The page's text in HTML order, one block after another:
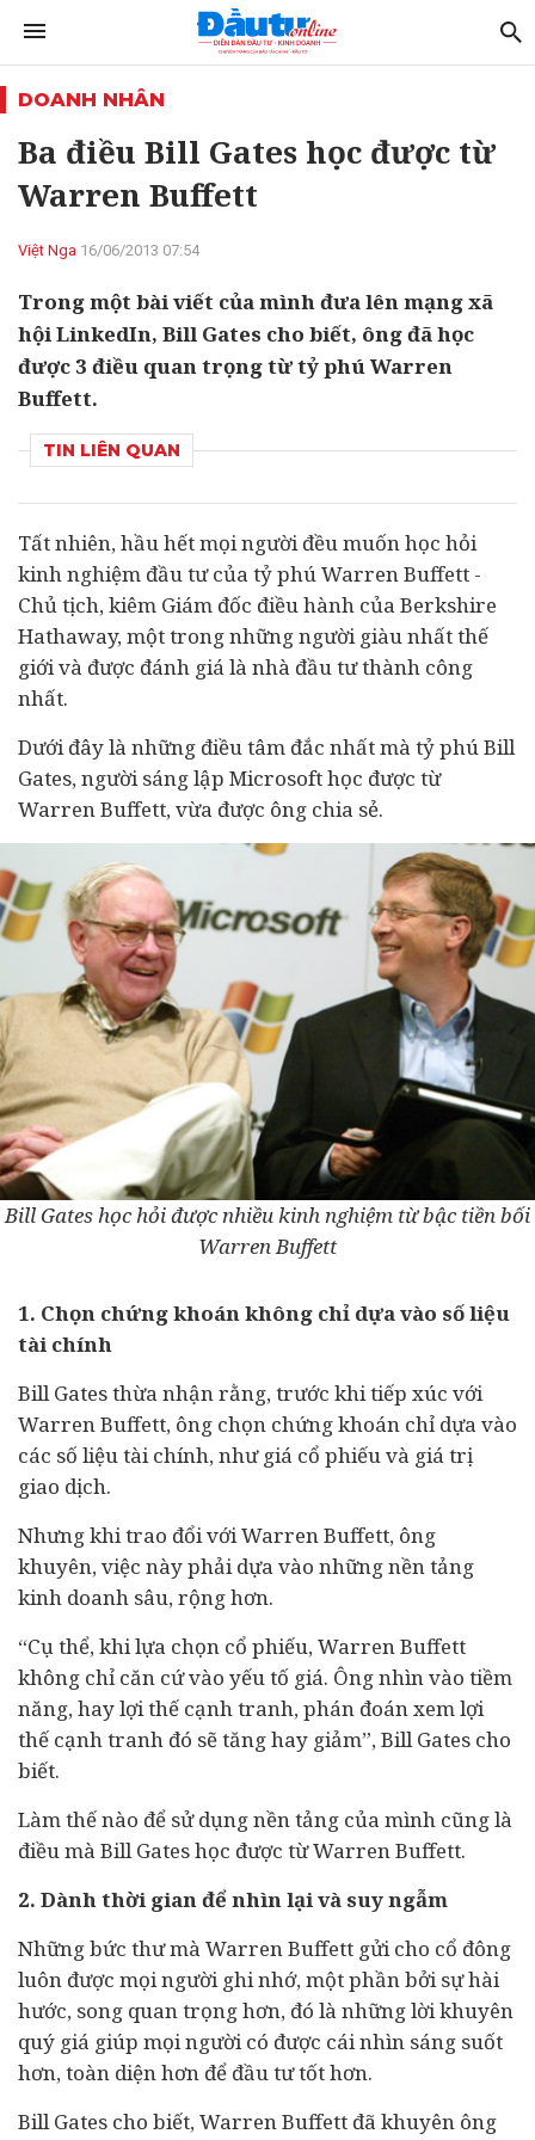
DOANH NHÂN
Ba điều Bill Gates học được từ
Warren Buffett
Việt Nga 16/06/2013 07:54
Trong một bài viết của mình đưa lên mạng xã
hội LinkedIn, Bill Gates cho biết, ông đã học
được 3 điều quan trọng từ tỷ phú Warren
Buffett.
TIN LIÊN QUAN
Tất nhiên, hầu hết mọi người đều muốn học hỏi
kinh nghiệm đầu tư của tỷ phú Warren Buffett -
Chủ tịch, kiêm Giám đốc điều hành của Berkshire
Hathaway, một trong những người giàu nhất thế
giới và được đánh giá là nhà đầu tư thành công
nhất.
Dưới đây là những điều tâm đắc nhất mà tỷ phú Bill
Gates, người sáng lập Microsoft học được từ
Warren Buffett, vừa được ông chia sẻ.
Bill Gates học hỏi được nhiều kinh nghiệm từ bậc tiền bối
Warren Buffett
1. Chọn chứng khoán không chỉ dựa vào số liệu
tài chính
Bill Gates thừa nhận rằng, trước khi tiếp xúc với
Warren Buffett, ông chọn chứng khoán chỉ dựa vào
các số liệu tài chính, như giá cổ phiếu và giá trị
giao dịch.
Nhưng khi trao đổi với Warren Buffett, ông
khuyên, việc này phải dựa vào những nền tảng
kinh doanh sâu, rộng hơn.
“Cụ thể, khi lựa chọn cổ phiếu, Warren Buffett
không chỉ căn cứ vào yếu tố giá. Ông nhìn vào tiềm
năng, hay lợi thế cạnh tranh, phán đoán xem lợi
thế cạnh tranh đó sẽ tăng hay giảm”, Bill Gates cho
biết.
Làm thế nào để sử dụng nền tảng của mình cũng là
điều mà Bill Gates học được từ Warren Buffett.
2. Dành thời gian để nhìn lại và suy ngẫm
Những bức thư mà Warren Buffett gửi cho cổ đông
luôn được mọi người ghi nhớ, một phần bởi sự hài
hước, song quan trọng hơn, đó là những lời khuyên
quý giá giúp mọi người có được cái nhìn sáng suốt
hơn, toàn diện hơn để đầu tư tốt hơn.
Bill Gates cho biết, Warren Buffett đã khuyên ông